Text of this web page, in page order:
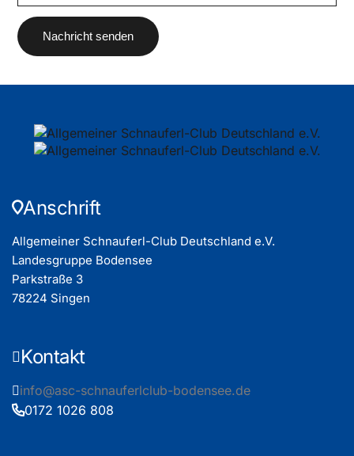
Anschrift
Allgemeiner Schnauferl-Club Deutschland e.V.
Landesgruppe Bodensee
Parkstraße 3
78224 Singen
Kontakt
info@asc-schnauferlclub-bodensee.de
0172 1026 808